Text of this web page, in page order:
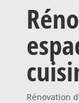
Rénovation